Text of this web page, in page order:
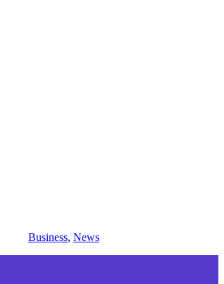
Business, News